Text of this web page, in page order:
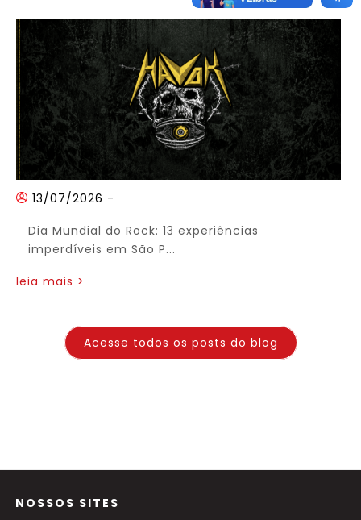
13/07/2026 -
Dia Mundial do Rock: 13 experiências
imperdíveis em São P...
leia mais >
Acesse todos os posts do blog
NOSSOS SITES